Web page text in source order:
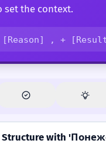
set the context.
[Reason] , +
Structure with